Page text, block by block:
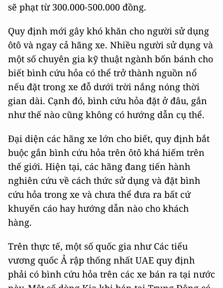
sẽ phạt từ 300.000-500.000 đồng.
Quy định mới gây khó khăn cho người sử dụng
ôtô và ngay cả hãng xe. Nhiều người sử dụng và
một số chuyên gia kỹ thuật ngành bốn bánh cho
biết bình cứu hỏa có thể trở thành nguồn nổ
nếu đặt trong xe đỗ dưới trời nắng nóng thời
gian dài. Cạnh đó, bình cứu hỏa đặt ở đâu, gắn
như thế nào cũng không có hướng dẫn cụ thể.
Đại diện các hãng xe lớn cho biết, quy định bắt
buộc gắn bình cứu hỏa trên ôtô khá hiếm trên
thế giới. Hiện tại, các hãng đang tiến hành
nghiên cứu về cách thức sử dụng và đặt bình
cứu hỏa trong xe và chưa thể đưa ra bất cứ
khuyến cáo hay hướng dẫn nào cho khách
hàng.
Trên thực tế, một số quốc gia như Các tiểu
vương quốc Ả rập thống nhất UAE quy định
phải có bình cứu hỏa trên các xe bán ra tại nước